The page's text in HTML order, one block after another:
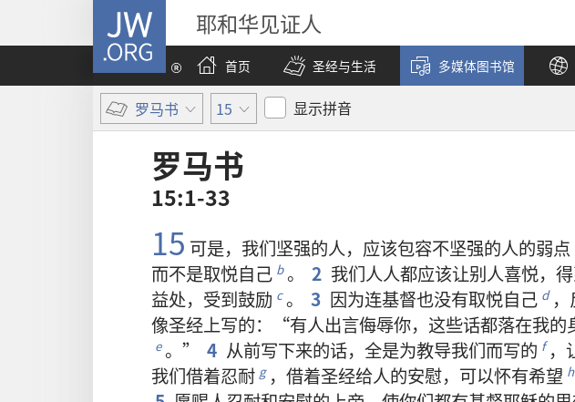
JW.ORG 耶和华见证人
首页
圣经与生活 多媒体图书馆
罗马书 15 显示拼音
罗马书
15:1-33
15 可是， 我们坚强的人， 应该包容不坚强的人的弱点
而不是取悦自己 b 。 2 我们人人都应该让别人喜悦，
益处， 受到鼓励 c 。 3 因为连基督也没有取悦自己 d ，
像圣经上写的：“有人出言侮辱你， 这些话都落在我的
e 。” 4 从前写下来的话， 全是为教导我们而写的 f ，
我们借着忍耐 g ， 借着圣经给人的安慰， 可以怀有希望 h